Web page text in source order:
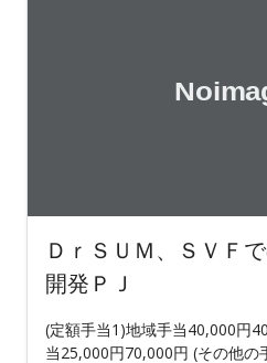
ＤｒＳＵＭ、ＳＶＦ
開発ＰＪ
(定額手当1)地域手当40,000円
当25,000円70,000円 (その他の